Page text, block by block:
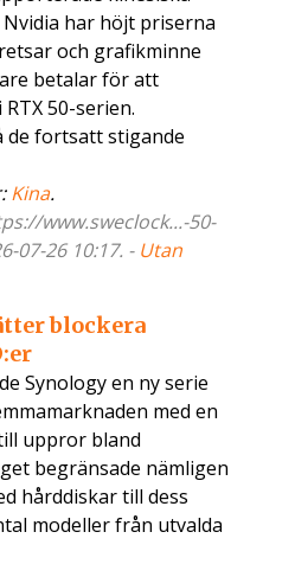
har höjt priserna
och grafikminne
betalar för att
50-serien.
de fortsatt stigande
Kina.
www.sweclock...-50-
07-26 10:17. - Utan
blockera
Synology en ny serie
med en
uppror bland
begränsade nämligen
hårddiskar till dess
modeller från utvalda